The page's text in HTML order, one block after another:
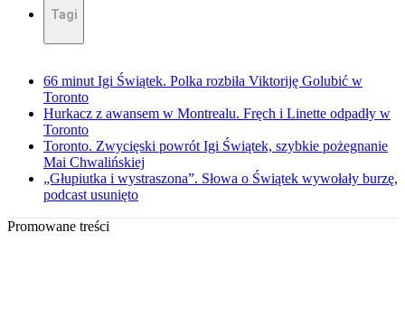
Tagi
66 minut Igi Świątek. Polka rozbiła Viktoriję Golubić w
Toronto
Hurkacz z awansem w Montrealu. Fręch i Linette odpadły w
Toronto
Toronto. Zwycięski powrót Igi Świątek, szybkie pożegnanie
Mai Chwalińskiej
„Głupiutka i wystraszona”. Słowa o Świątek wywołały burzę,
podcast usunięto
Promowane treści